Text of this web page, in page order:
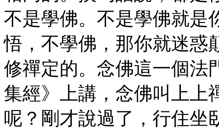
不是學佛。不是學佛就是
悟，不學佛，那你就迷惑
修禪定的。念佛這一個法
集經》上講，念佛叫上上
呢？剛才說過了，行住坐